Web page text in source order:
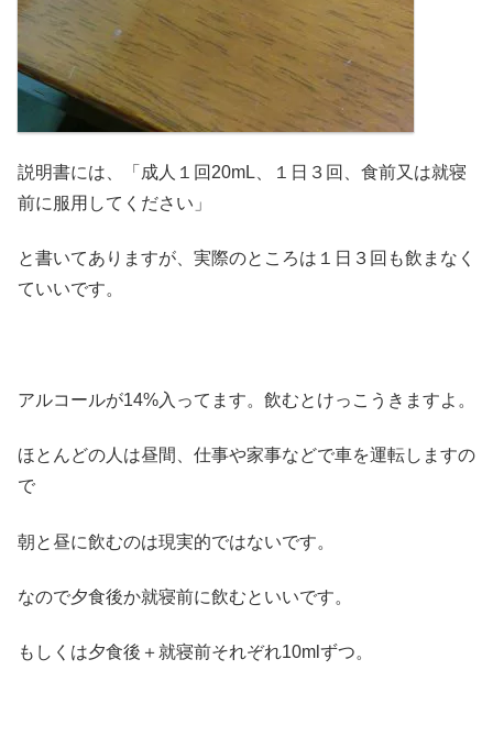
説明書には、「成人１回20mL、１日３回、食前又は就寝
前に服用してください」
と書いてありますが、実際のところは１日３回も飲まなく
ていいです。
アルコールが14%入ってます。飲むとけっこうきますよ。
ほとんどの人は昼間、仕事や家事などで車を運転しますの
で
朝と昼に飲むのは現実的ではないです。
なので夕食後か就寝前に飲むといいです。
もしくは夕食後＋就寝前それぞれ10mlずつ。